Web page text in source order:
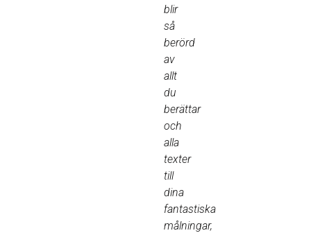
blir
så
berörd
av
allt
du
berättar
och
alla
texter
till
dina
fantastiska
målningar,